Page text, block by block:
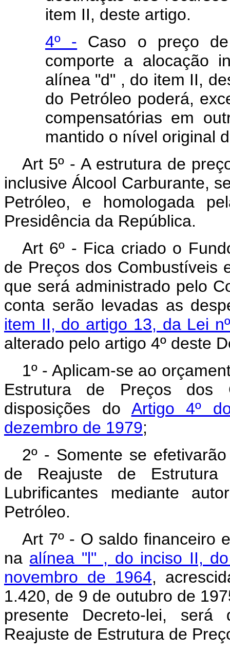
item II, deste artigo.
4º - Caso o preço
comporte a alocação
alínea "d" , do item II,
do Petróleo poderá,
compensatórias em
mantido o nível original
Art 5º - A estrutura de
inclusive Álcool Carburante,
Petróleo, e homologada
Presidência da República.
Art 6º - Fica criado o
de Preços dos Combustíveis
que será administrado pelo
conta serão levadas as
item II, do artigo 13, da Lei
alterado pelo artigo 4º deste
1º - Aplicam-se ao
Estrutura de Preços dos
disposições do Artigo 4º
dezembro de 1979;
2º - Somente se
de Reajuste de
Lubrificantes mediante
Petróleo.
Art 7º - O saldo financeiro
na alínea "l" , do inciso II,
novembro de 1964,
1.420, de 9 de outubro de
presente Decreto-lei,
Reajuste de Estrutura de